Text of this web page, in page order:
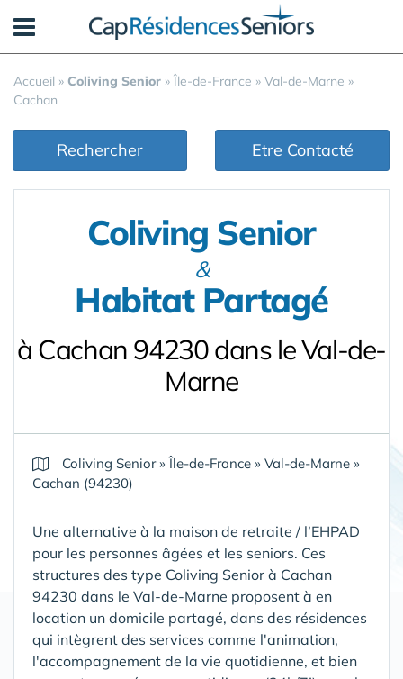
Accueil » Coliving Senior » Île-de-France » Val-de-Marne »
Cachan
Rechercher Etre Contacté
Coliving Senior
&
Habitat Partagé
à Cachan 94230 dans le Val-de-
Marne
Coliving Senior»Île-de-France » Val-de-Marne »
Cachan (94230)
Une alternative à la maison de retraite / l’EHPAD
pour les personnes âgées et les seniors. Ces
structures des type Coliving Senior à Cachan
94230 dans le Val-de-Marne proposent à en
location un domicile partagé, dans des résidences
qui intègrent des services comme l'animation,
l'accompagnement de la vie quotidienne, et bien